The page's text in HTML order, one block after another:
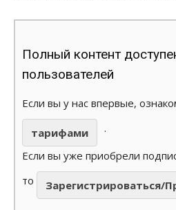
Полный контент
пользователей
Если вы у нас впервые,
тарифами
.
Если вы уже приобрели
то
Зарегистрироваться/